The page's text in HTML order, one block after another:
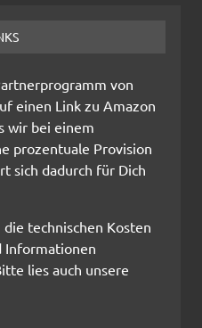
von
einen Link zu Amazon
wir bei einem
prozentuale Provision
sich dadurch für Dich
technischen Kosten
Informationen
lies auch unsere